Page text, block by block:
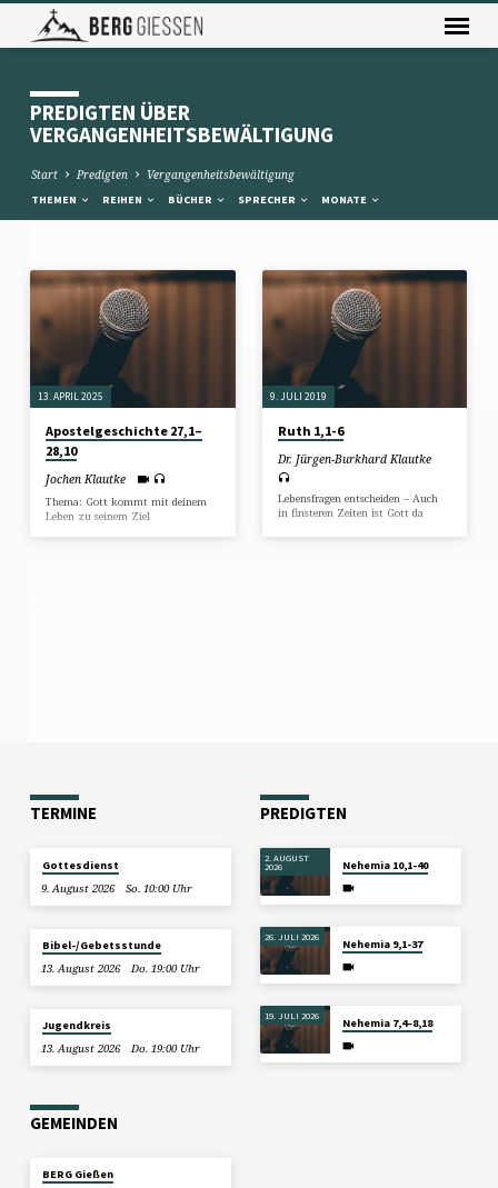
PREDIGTEN ÜBER
VERGANGENHEITSBEWÄLTIGUNG
Start Predigten Vergangenheitsbewältigung
THEMEN REIHEN BÜCHER SPRECHER MONATE
PREDIGTEN
ÜBER
VERGANGENHEITSBEWÄLTIGUNG
13. APRIL 2025
Apostelgeschichte 27,1–
28,10
Jochen Klautke
Thema: Gott kommt mit deinem
Leben zu seinem Ziel
9. JULI 2019
Ruth 1,1-6
Dr. Jürgen-Burkhard Klautke
Lebensfragen entscheiden – Auch
in finsteren Zeiten ist Gott da
TERMINE
Gottesdienst
9. August 2026
So. 10:00 Uhr
Bibel-/Gebetsstunde
13. August 2026
Do. 19:00 Uhr
Jugendkreis
13. August 2026
Do. 19:00 Uhr
PREDIGTEN
2. AUGUST
2026 Nehemia 10,1-40
26. JULI 2026
Nehemia 9,1-37
19. JULI 2026
Nehemia 7,4–8,18
GEMEINDEN
BERG Gießen